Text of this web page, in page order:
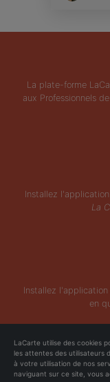
La plate-forme
aux Professionnels
Installez
La
Installez l'application
en
Copyright ©
LaCarte utilise des cookies
les attentes des utilisateurs
à votre utilisation de nos
naviguant sur ce site, vous